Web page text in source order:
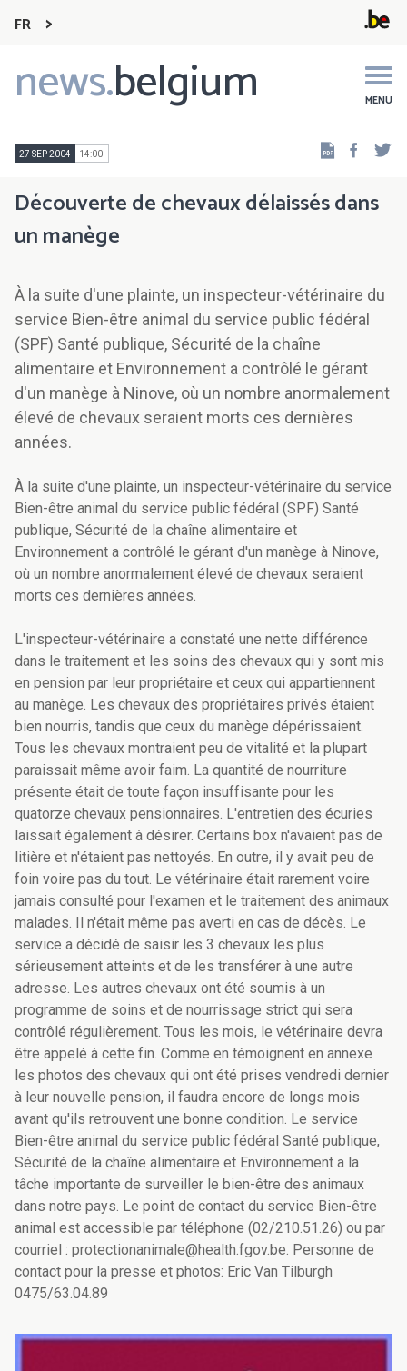
FR
news.belgium MENU
Main
navigation
27 SEP 2004 14:00
Découverte de chevaux délaissés dans
un manège
À la suite d'une plainte, un inspecteur-vétérinaire du
service Bien-être animal du service public fédéral
(SPF) Santé publique, Sécurité de la chaîne
alimentaire et Environnement a contrôlé le gérant
d'un manège à Ninove, où un nombre anormalement
élevé de chevaux seraient morts ces dernières
années.
À la suite d'une plainte, un inspecteur-vétérinaire du service
Bien-être animal du service public fédéral (SPF) Santé
publique, Sécurité de la chaîne alimentaire et
Environnement a contrôlé le gérant d'un manège à Ninove,
où un nombre anormalement élevé de chevaux seraient
morts ces dernières années.
L'inspecteur-vétérinaire a constaté une nette différence
dans le traitement et les soins des chevaux qui y sont mis
en pension par leur propriétaire et ceux qui appartiennent
au manège. Les chevaux des propriétaires privés étaient
bien nourris, tandis que ceux du manège dépérissaient.
Tous les chevaux montraient peu de vitalité et la plupart
paraissait même avoir faim. La quantité de nourriture
présente était de toute façon insuffisante pour les
quatorze chevaux pensionnaires. L'entretien des écuries
laissait également à désirer. Certains box n'avaient pas de
litière et n'étaient pas nettoyés. En outre, il y avait peu de
foin voire pas du tout. Le vétérinaire était rarement voire
jamais consulté pour l'examen et le traitement des animaux
malades. Il n'était même pas averti en cas de décès. Le
service a décidé de saisir les 3 chevaux les plus
sérieusement atteints et de les transférer à une autre
adresse. Les autres chevaux ont été soumis à un
programme de soins et de nourrissage strict qui sera
contrôlé régulièrement. Tous les mois, le vétérinaire devra
être appelé à cette fin. Comme en témoignent en annexe
les photos des chevaux qui ont été prises vendredi dernier
à leur nouvelle pension, il faudra encore de longs mois
avant qu'ils retrouvent une bonne condition. Le service
Bien-être animal du service public fédéral Santé publique,
Sécurité de la chaîne alimentaire et Environnement a la
tâche importante de surveiller le bien-être des animaux
dans notre pays. Le point de contact du service Bien-être
animal est accessible par téléphone (02/210.51.26) ou par
courriel : protectionanimale@health.fgov.be. Personne de
contact pour la presse et photos: Eric Van Tilburgh
0475/63.04.89